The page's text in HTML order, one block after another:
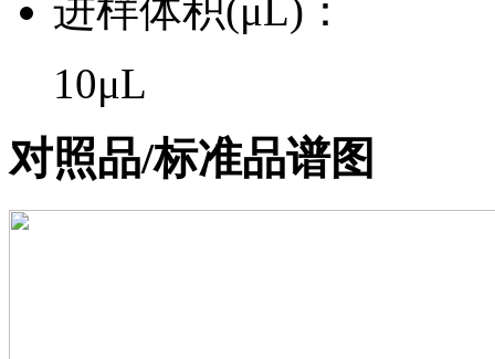
进样体积(μL)：
10μL
对照品/标准品谱图